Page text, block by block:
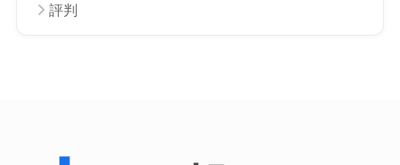
評判